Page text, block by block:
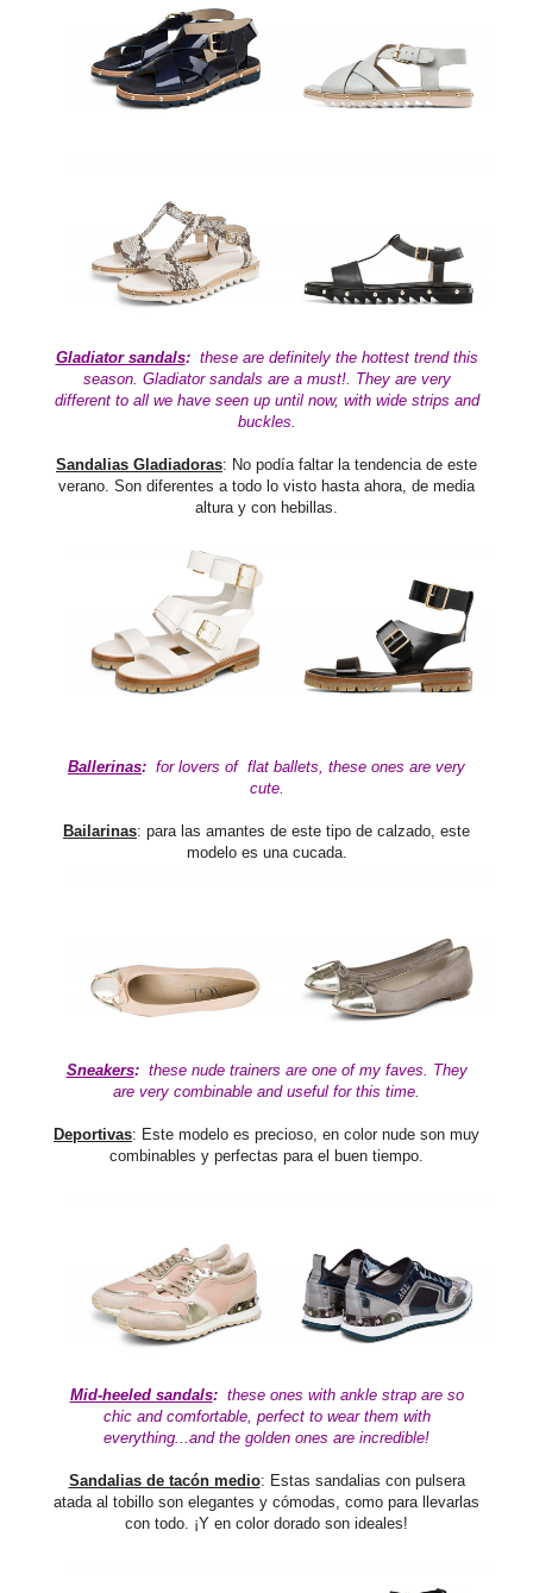
Gladiator sandals: these are definitely the hottest trend this
season. Gladiator sandals are a must!. They are very
different to all we have seen up until now, with wide strips and
buckles.
Sandalias Gladiadoras: No podía faltar la tendencia de este
verano. Son diferentes a todo lo visto hasta ahora, de media
altura y con hebillas.
Ballerinas: for lovers of flat ballets, these ones are very
cute.
Bailarinas: para las amantes de este tipo de calzado, este
modelo es una cucada.
Sneakers: these nude trainers are one of my faves. They
are very combinable and useful for this time.
Deportivas: Este modelo es precioso, en color nude son muy
combinables y perfectas para el buen tiempo.
Mid-heeled sandals: these ones with ankle strap areso
chic and comfortable, perfect to wear them with
everything...and the golden ones are incredible!
Sandalias de tacón medio: Estas sandalias con pulsera
atada al tobillo son elegantes y cómodas, como para llevarlas
con todo. ¡Y en color dorado son ideales!